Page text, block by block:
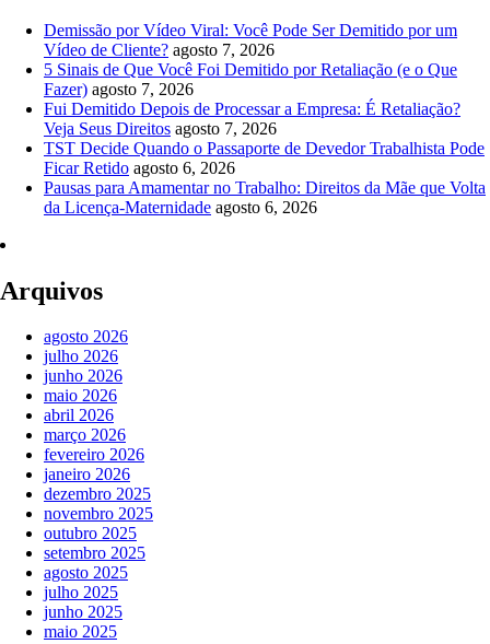
Demissão por Vídeo Viral: Você Pode Ser Demitido por um
Vídeo de Cliente? agosto 7, 2026
5 Sinais de Que Você Foi Demitido por Retaliação (e o Que
Fazer) agosto 7, 2026
Fui Demitido Depois de Processar a Empresa: É Retaliação?
Veja Seus Direitos agosto 7, 2026
TST Decide Quando o Passaporte de Devedor Trabalhista Pode
Ficar Retido agosto 6, 2026
Pausas para Amamentar no Trabalho: Direitos da Mãe que Volta
da Licença-Maternidade agosto 6, 2026
Arquivos
agosto 2026
julho 2026
junho 2026
maio 2026
abril 2026
março 2026
fevereiro 2026
janeiro 2026
dezembro 2025
novembro 2025
outubro 2025
setembro 2025
agosto 2025
julho 2025
junho 2025
maio 2025